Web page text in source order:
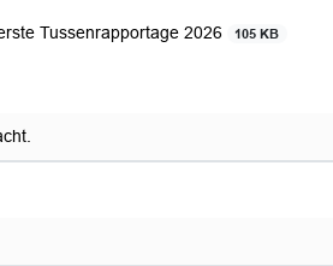
Tussenrapportage 2026 105 KB